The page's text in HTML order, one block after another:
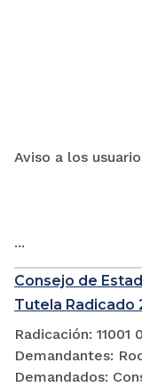
Aviso a los
...
Consejo de
Tutela Radicado
Radicación:
Demandantes:
Demandados: